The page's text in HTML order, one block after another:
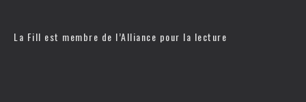
La Fill est membre de l’Alliance pour la lecture